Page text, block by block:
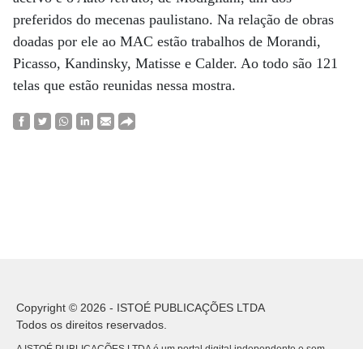
preferidos do mecenas paulistano. Na relação de obras
doadas por ele ao MAC estão trabalhos de Morandi,
Picasso, Kandinsky, Matisse e Calder. Ao todo são 121
telas que estão reunidas nessa mostra.
Copyright © 2026 - ISTOÉ PUBLICAÇÕES LTDA
Todos os direitos reservados.